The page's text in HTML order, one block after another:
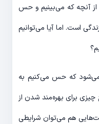
لحظه زندگی کردن و لذت آنی بی‎‌اندازه از آنچه که می‎‌بینیم و حس
می‎‌کنیم، بدون تردید هنر لذت بردن از زندگی است. اما آیا می‎‌توانیم
می‌شود که حس می‌کنیم به
جز نگرانی، عدم اطمینان و آشفتگی هیچ چیزی برای بهره‌‎مند شدن از
آن وجود ندارد. اما در دل چنین موقعیت‌‎هایی هم می‎‌توان شرایطی